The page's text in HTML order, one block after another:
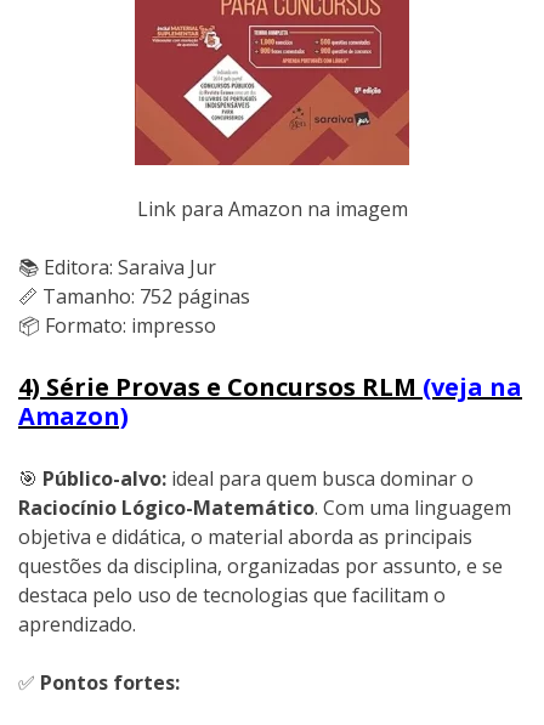
Link para Amazon na imagem
📚 Editora: Saraiva Jur
📏 Tamanho: 752 páginas
📦 Formato: impresso
4) Série Provas e Concursos RLM (veja na
Amazon)
🎯 Público-alvo: ideal para quem busca dominar o
Raciocínio Lógico-Matemático. Com uma linguagem
objetiva e didática, o material aborda as principais
questões da disciplina, organizadas por assunto, e se
destaca pelo uso de tecnologias que facilitam o
aprendizado.
✅ Pontos fortes: